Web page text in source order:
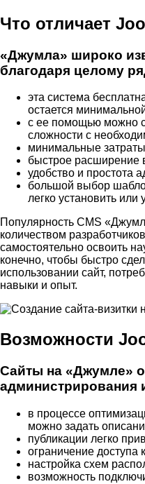
Что отличает
«Джумла» широко
благодаря целому
эта система
остается
с ее помощью можно
сложности с
минимальные
быстрое расширение
удобство и простота
большой выбор
легко установить или
Популярность CMS
количеством
самостоятельно освоить
конечно, чтобы быстро
использовании сайт,
навыки и опыт.
Возможности
Сайты на «Джумле»
администрирования
в процессе
можно задать
публикации легко
ограничение
настройка схем
возможность